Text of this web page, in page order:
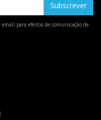
Subscrever
para efeitos de comunicação de